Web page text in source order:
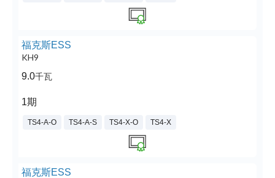
福克斯ESS
KH9
9.0千瓦
1期
TS4-A-O TS4-A-S TS4-X-O TS4-X
福克斯ESS